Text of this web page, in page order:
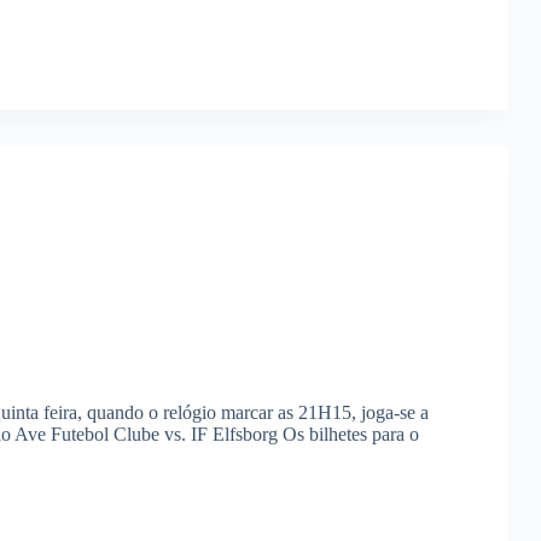
feira, quando o relógio marcar as 21H15, joga-se a
Ave Futebol Clube vs. IF Elfsborg Os bilhetes para o